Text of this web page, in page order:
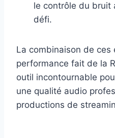
le contrôle du bruit
défi.
La combinaison de ces
performance fait de la
outil incontournable
une qualité audio
productions de